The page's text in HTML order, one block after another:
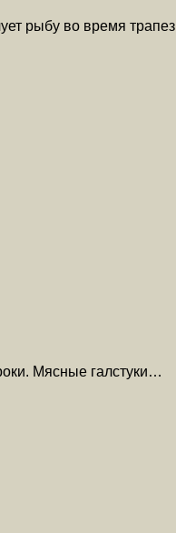
рыбу во время
Мясные галстуки…